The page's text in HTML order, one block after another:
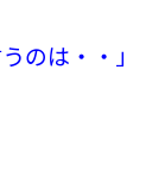
のは・・」